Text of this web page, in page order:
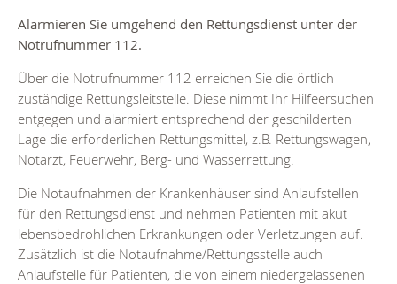
Alarmieren Sie umgehend den Rettungsdienst unter der
Notrufnummer 112.
Über die Notrufnummer 112 erreichen Sie die örtlich
zuständige Rettungsleitstelle. Diese nimmt Ihr Hilfeersuchen
entgegen und alarmiert entsprechend der geschilderten
Lage die erforderlichen Rettungsmittel, z.B. Rettungswagen,
Notarzt, Feuerwehr, Berg- und Wasserrettung.
Die Notaufnahmen der Krankenhäuser sind Anlaufstellen
für den Rettungsdienst und nehmen Patienten mit akut
lebensbedrohlichen Erkrankungen oder Verletzungen auf.
Zusätzlich ist die Notaufnahme/Rettungsstelle auch
Anlaufstelle für Patienten, die von einem niedergelassenen